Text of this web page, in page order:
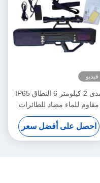
فيديو
مدى 2 كيلومتر 6 النطاق IP65
مقاوم للماء مضاد للطائرات
بدون طيار بندقية لمسافات
طويلة UAV التشويش
احصل على أفضل سعر